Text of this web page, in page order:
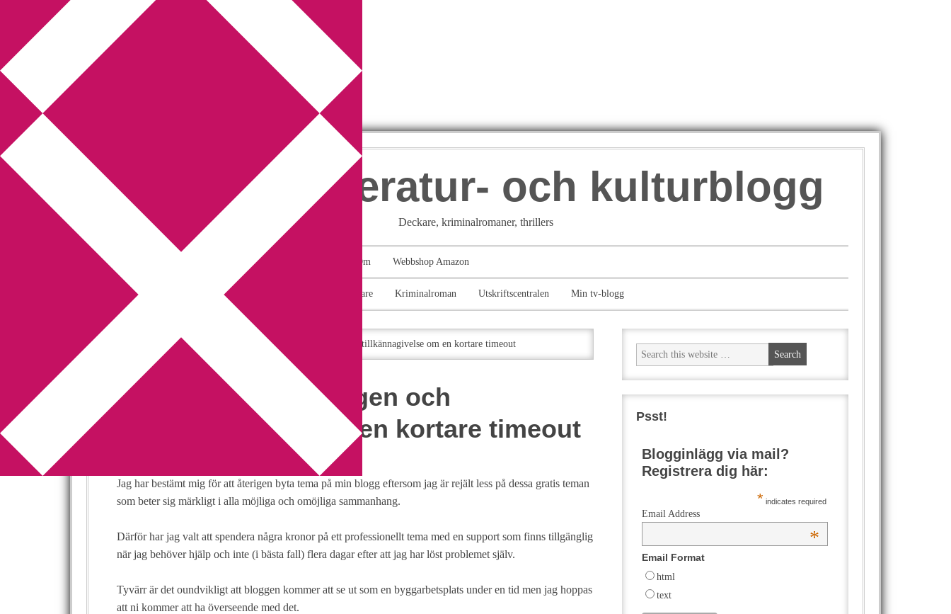
Annikas litteratur- och kulturblogg
Deckare, kriminalromaner, thrillers
Författarfemman Om Webbshop Amazon
Gästinlägg Bokbloggsjerka Deckare Kriminalroman Utskriftscentralen Min tv-blogg
You are here:Home Dags för temabyte igen och tillkännagivelse om en kortare timeout
Dags för temabyte igen och
tillkännagivelse om en kortare timeout
Jag har bestämt mig för att återigen byta tema på min blogg eftersom jag är rejält less på dessa gratis teman
som beter sig märkligt i alla möjliga och omöjliga sammanhang.
Därför har jag valt att spendera några kronor på ett professionellt tema med en support som finns tillgänglig
när jag behöver hjälp och inte (i bästa fall) flera dagar efter att jag har löst problemet själv.
Tyvärr är det oundvikligt att bloggen kommer att se ut som en byggarbetsplats under en tid men jag hoppas
att ni kommer att ha överseende med det.
Psst!
Blogginlägg via mail?
Registrera dig här:
* indicates required
Email Address
*
Email Format
html
text